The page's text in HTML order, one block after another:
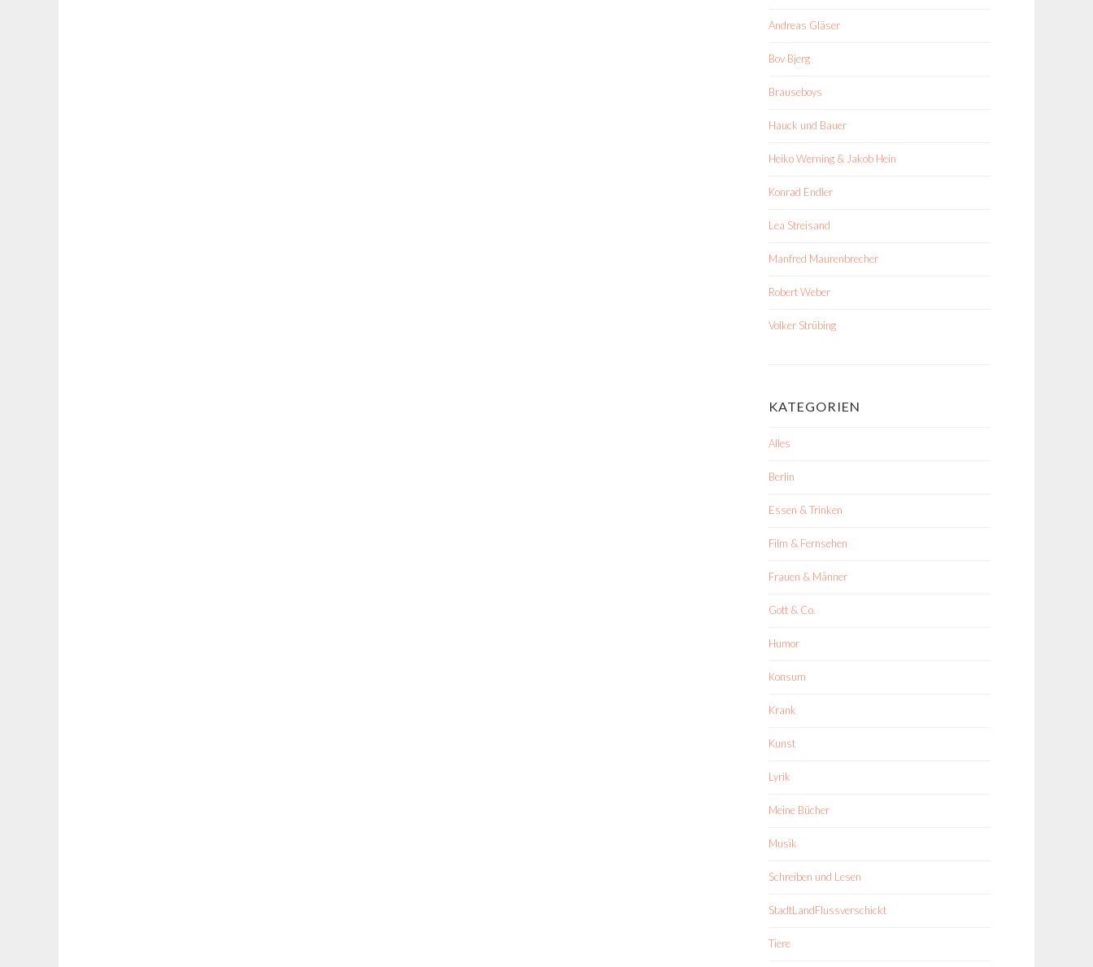
Andreas Gläser
Bov Bjerg
Brauseboys
Hauck und Bauer
Heiko Werning & Jakob Hein
Konrad Endler
Lea Streisand
Manfred Maurenbrecher
Robert Weber
Volker Strübing
KATEGORIEN
Alles
Berlin
Essen & Trinken
Film & Fernsehen
Frauen & Männer
Gott & Co.
Humor
Konsum
Krank
Kunst
Lyrik
Meine Bücher
Musik
Schreiben und Lesen
StadtLandFlussverschickt
Tiere